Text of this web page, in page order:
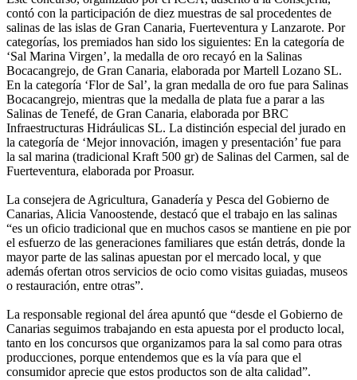
contó con la participación de diez muestras de sal procedentes de
salinas de las islas de Gran Canaria, Fuerteventura y Lanzarote. Por
categorías, los premiados han sido los siguientes: En la categoría de
‘Sal Marina Virgen’, la medalla de oro recayó en la Salinas
Bocacangrejo, de Gran Canaria, elaborada por Martell Lozano SL.
En la categoría ‘Flor de Sal’, la gran medalla de oro fue para Salinas
Bocacangrejo, mientras que la medalla de plata fue a parar a las
Salinas de Tenefé, de Gran Canaria, elaborada por BRC
Infraestructuras Hidráulicas SL. La distinción especial del jurado en
la categoría de ‘Mejor innovación, imagen y presentación’ fue para
la sal marina (tradicional Kraft 500 gr) de Salinas del Carmen, sal de
Fuerteventura, elaborada por Proasur.
La consejera de Agricultura, Ganadería y Pesca del Gobierno de
Canarias, Alicia Vanoostende, destacó que el trabajo en las salinas
“es un oficio tradicional que en muchos casos se mantiene en pie por
el esfuerzo de las generaciones familiares que están detrás, donde la
mayor parte de las salinas apuestan por el mercado local, y que
además ofertan otros servicios de ocio como visitas guiadas, museos
o restauración, entre otras”.
La responsable regional del área apuntó que “desde el Gobierno de
Canarias seguimos trabajando en esta apuesta por el producto local,
tanto en los concursos que organizamos para la sal como para otras
producciones, porque entendemos que es la vía para que el
consumidor aprecie que estos productos son de alta calidad”.